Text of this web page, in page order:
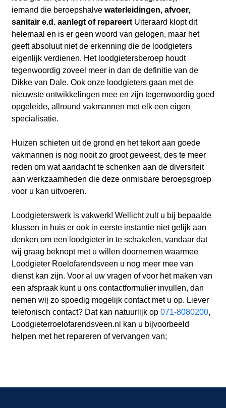
iemand die beroepshalve waterleidingen, afvoer,
sanitair e.d. aanlegt of repareertUiteraard klopt dit
helemaal en is er geen woord van gelogen, maar het
geeftabsoluut niet de erkenning die de loodgieters
eigenlijk verdienen. Het loodgietersberoep houdt
tegenwoordig zoveel meer in dan de definitie van de
Dikke van Dale. Ook onze loodgieters gaan met de
nieuwste ontwikkelingen mee en zijn tegenwoordig goed
opgeleide, allround vakmannen met elk een eigen
specialisatie.
Huizen schieten uit de grond en het tekort aan goede
vakmannen is nog nooit zo groot geweest, des te meer
reden om wat aandacht te schenken aan de diversiteit
aan werkzaamheden die deze onmisbare beroepsgroep
voor u kan uitvoeren.
Loodgieterswerk is vakwerk! Wellicht zult u bij bepaalde
klussen in huis er ook in eerste instantie niet gelijk aan
denken om een loodgieter in te schakelen, vandaar dat
wij graag beknopt met u willen doornemen waarmee
Loodgieter Roelofarendsveen u nog meer mee van
dienst kan zijn. Voor al uw vragen of voor het maken van
een afspraak kunt u ons contactformulier invullen, dan
nemen wij zo spoedig mogelijk contact met u op. Liever
telefonisch contact? Dat kan natuurlijk op 071-8080200,
Loodgieterroelofarendsveen.nl kan u bijvoorbeeld
helpen met het repareren of vervangen van;